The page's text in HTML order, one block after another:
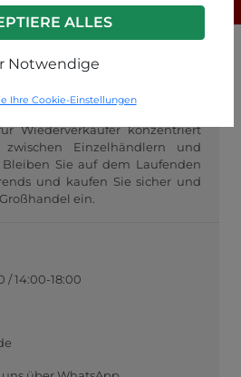
ALLES
Notwendige
Ihre Cookie-Einstellungen
ein Online-Großhändler für
Wiederverkäufer konzentriert
Einzelhändlern und
Sie auf dem Laufenden
und kaufen Sie sicher und
ein.
/ 14:00-18:00